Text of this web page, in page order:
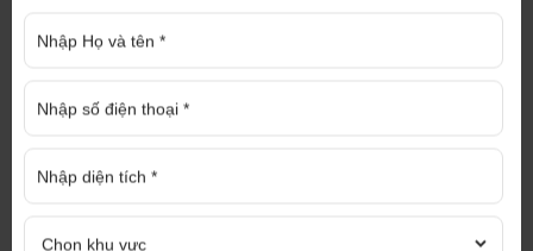
ĐĂNG KÝ NHẬN TƯ VẤN